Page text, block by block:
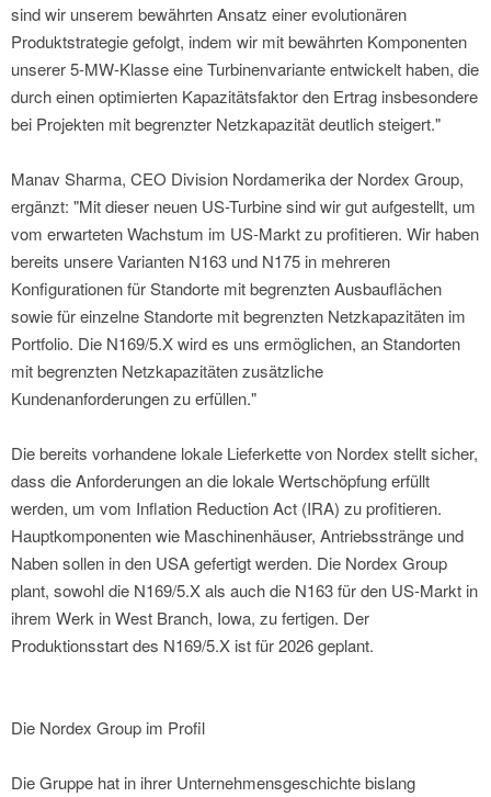
sind wir unserem bewährten Ansatz einer evolutionären
Produktstrategie gefolgt, indem wir mit bewährten Komponenten
unserer 5-MW-Klasse eine Turbinenvariante entwickelt haben, die
durch einen optimierten Kapazitätsfaktor den Ertrag insbesondere
bei Projekten mit begrenzter Netzkapazität deutlich steigert."
Manav Sharma, CEO Division Nordamerika der Nordex Group,
ergänzt: "Mit dieser neuen US-Turbine sind wir gut aufgestellt, um
vom erwarteten Wachstum im US-Markt zu profitieren. Wir haben
bereits unsere Varianten N163 und N175 in mehreren
Konfigurationen für Standorte mit begrenzten Ausbauflächen
sowie für einzelne Standorte mit begrenzten Netzkapazitäten im
Portfolio. Die N169/5.X wird es uns ermöglichen, an Standorten
mit begrenzten Netzkapazitäten zusätzliche
Kundenanforderungen zu erfüllen."
Die bereits vorhandene lokale Lieferkette von Nordex stellt sicher,
dass die Anforderungen an die lokale Wertschöpfung erfüllt
werden, um vom Inflation Reduction Act (IRA) zu profitieren.
Hauptkomponenten wie Maschinenhäuser, Antriebsstränge und
Naben sollen in den USA gefertigt werden. Die Nordex Group
plant, sowohl die N169/5.X als auch die N163 für den US-Markt in
ihrem Werk in West Branch, Iowa, zu fertigen. Der
Produktionsstart des N169/5.X ist für 2026 geplant.
Die Nordex Group im Profil
Die Gruppe hat in ihrer Unternehmensgeschichte bislang